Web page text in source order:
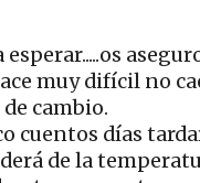
esperar.....os
muy difícil no
cambio.
cuentos días
de la